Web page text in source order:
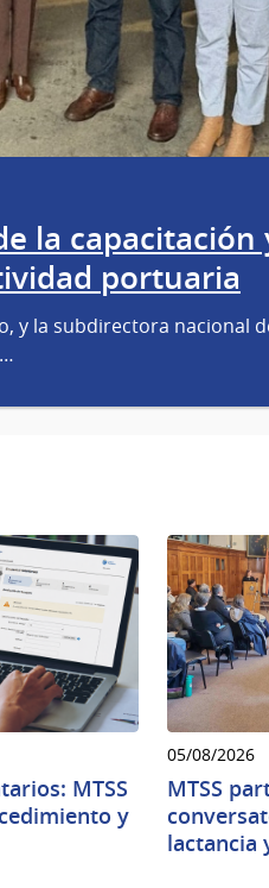
la capacitación
portuaria
y la subdirectora nacional
MTSS
y
05/08/2026
MTSS
lactancia